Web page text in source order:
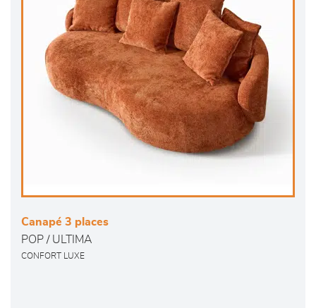
Canapé 3 places
POP / ULTIMA
CONFORT LUXE